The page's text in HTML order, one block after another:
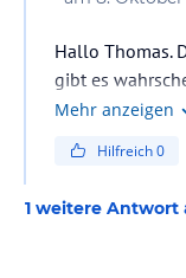
Hallo Thomas.
gibt es
dazu.
Mehr anzeigen
Hilfreich0
1 weitere Antwort